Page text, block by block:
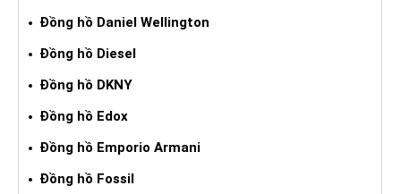
Đồng hồ Daniel Wellington
Đồng hồ Diesel
Đồng hồ DKNY
Đồng hồ Edox
Đồng hồ Emporio Armani
Đồng hồ Fossil